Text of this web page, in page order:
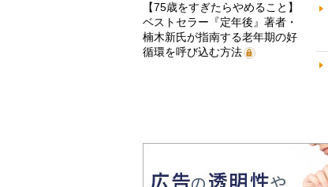
【75歳をすぎたらやめること】
ベストセラー『定年後』著者・
楠木新氏が指南する老年期の好
循環を呼び込む方法